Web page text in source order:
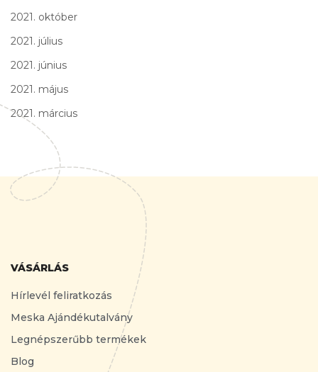
2021. október
2021. július
2021. június
2021. május
2021. március
VÁSÁRLÁS
Hírlevél feliratkozás
Meska Ajándékutalvány
Legnépszerűbb termékek
Blog